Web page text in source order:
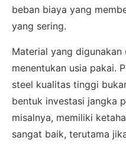
beban biaya yang
yang sering.
Material yang
menentukan usia pakai.
steel kualitas tinggi
bentuk investasi jangka
misalnya, memiliki
sangat baik, terutama